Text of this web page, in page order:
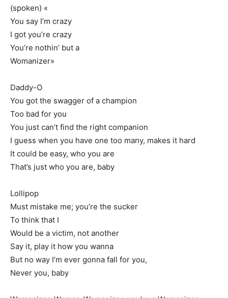
(spoken) «
You say I’m crazy
I got you’re crazy
You’re nothin’ but a
Womanizer»
Daddy-O
You got the swagger of a champion
Too bad for you
You just can’t find the right companion
I guess when you have one too many, makes it hard
It could be easy, who you are
That’s just who you are, baby
Lollipop
Must mistake me; you’re the sucker
To think that I
Would be a victim, not another
Say it, play it how you wanna
But no way I’m ever gonna fall for you,
Never you, baby